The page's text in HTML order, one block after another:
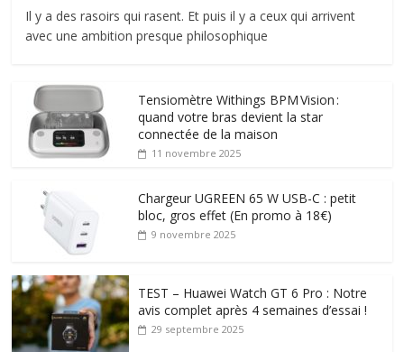
Il y a des rasoirs qui rasent. Et puis il y a ceux qui arrivent
avec une ambition presque philosophique
Tensiomètre Withings BPM Vision :
quand votre bras devient la star
connectée de la maison
11 novembre 2025
Chargeur UGREEN 65 W USB-C : petit
bloc, gros effet (En promo à 18€)
9 novembre 2025
TEST – Huawei Watch GT 6 Pro : Notre
avis complet après 4 semaines d’essai !
29 septembre 2025